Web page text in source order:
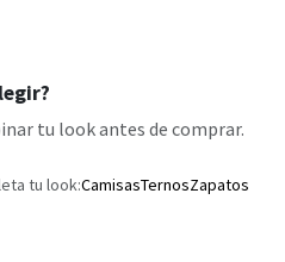
tu look antes de comprar.
tu look:CamisasTernosZapatos